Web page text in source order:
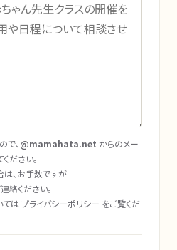
で、 @mamahata.net からのメー
ださい。
、お手数ですが
絡ください。
は プライバシーポリシー をご覧くだ